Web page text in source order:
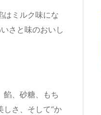
はミルク味にな
さと味のおいし
餡、砂糖、もち
さ、そして“か